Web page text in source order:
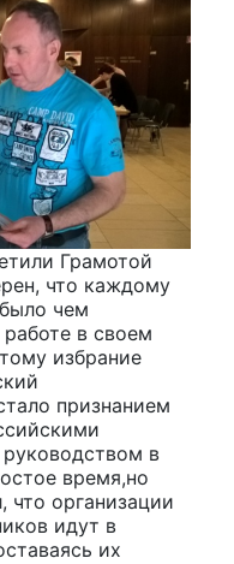
Грамотой
что каждому
чем
в своем
избрание
признанием
в
время,но
организации
идут в
их